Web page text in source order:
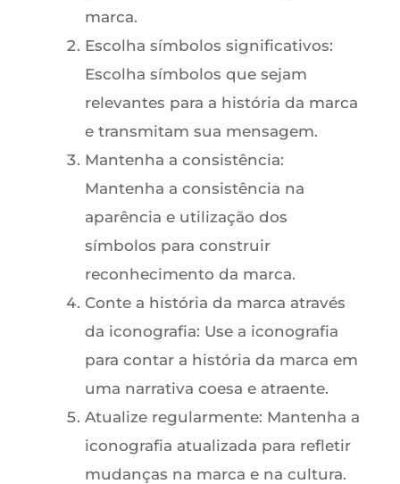
marca.
Escolha símbolos significativos:
Escolha símbolos que sejam
relevantes para a história da marca
e transmitam sua mensagem.
Mantenha a consistência:
Mantenha a consistência na
aparência e utilização dos
símbolos para construir
reconhecimento da marca.
Conte a história da marca através
da iconografia: Use a iconografia
para contar a história da marca em
uma narrativa coesa e atraente.
Atualize regularmente: Mantenha a
iconografia atualizada para refletir
mudanças na marca e na cultura.